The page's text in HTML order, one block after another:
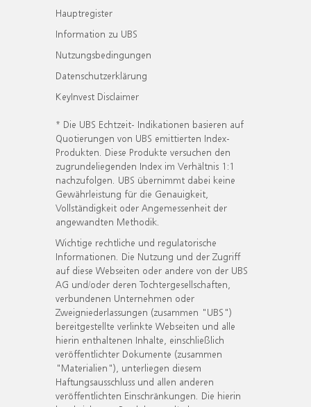
Hauptregister
Information zu UBS
Nutzungsbedingungen
Datenschutzerklärung
KeyInvest Disclaimer
* Die UBS Echtzeit- Indikationen basieren auf
Quotierungen von UBS emittierten Index-
Produkten. Diese Produkte versuchen den
zugrundeliegenden Index im Verhältnis 1:1
nachzufolgen. UBS übernimmt dabei keine
Gewährleistung für die Genauigkeit,
Vollständigkeit oder Angemessenheit der
angewandten Methodik.
Wichtige rechtliche und regulatorische
Informationen. Die Nutzung und der Zugriff
auf diese Webseiten oder andere von der UBS
AG und/oder deren Tochtergesellschaften,
verbundenen Unternehmen oder
Zweigniederlassungen (zusammen "UBS")
bereitgestellte verlinkte Webseiten und alle
hierin enthaltenen Inhalte, einschließlich
veröffentlichter Dokumente (zusammen
"Materialien"), unterliegen diesem
Haftungsausschluss und allen anderen
veröffentlichten Einschränkungen. Die hierin